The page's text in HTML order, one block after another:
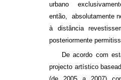
urbano
então, absolutamente
à distância
posteriormente
De acordo com
projecto artístico